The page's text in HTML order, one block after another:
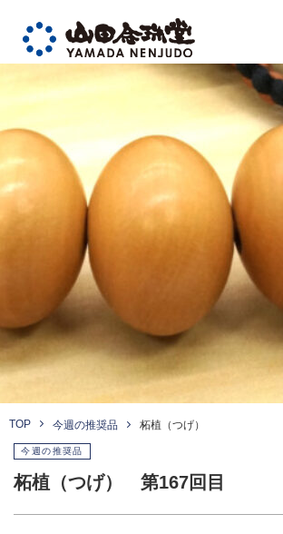
今週の推奨品
TOP 今週の推奨品 柘植（つげ）
今週の推奨品
柘植（つげ） 第167回目